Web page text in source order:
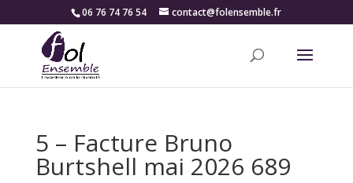
06 76 74 76 54 contact@folensemble.fr
5 – Facture Bruno
Burtshell mai 2026 689